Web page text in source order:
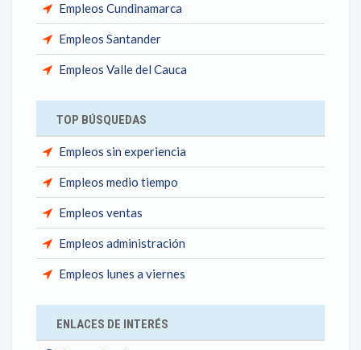
Empleos Cundinamarca
Empleos Santander
Empleos Valle del Cauca
TOP BÚSQUEDAS
Empleos sin experiencia
Empleos medio tiempo
Empleos ventas
Empleos administración
Empleos lunes a viernes
ENLACES DE INTERÉS